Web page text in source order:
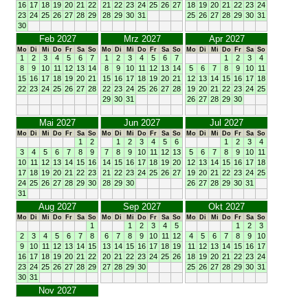
16 17 18 19 20 21
22
23 24 25 26 27 28 29
30
21
22 23 24 25 26 27
28 29 30 31
18 19 20 21 22 23 24
25 26 27 28 29 30 31
Feb 2027
Mo Di Mi Do Fr Sa So
1 2 3 4 5 6
7
8
9 10 11 12 13 14
15 16 17 18 19 20 21
22 23 24 25 26 27 28
Mrz 2027
Mo Di Mi Do Fr Sa So
1 2 3 4 5 6
7
8
9 10 11 12 13 14
15 16 17 18 19 20 21
22 23 24 25 26 27 28
29 30 31
Apr 2027
Mo Di Mi Do Fr Sa So
1 2 3
4
5
6 7 8 9 10 11
12 13 14 15 16 17 18
19 20 21 22 23 24 25
26 27 28 29 30
Mai 2027
Mo Di Mi Do Fr Sa So
1
2
3
4 5 6 7 8
9
10 11 12 13 14 15 16
17 18 19 20 21 22 23
24 25 26 27 28 29 30
31
Jun 2027
Mo Di Mi Do Fr Sa So
1 2 3 4 5
6
7
8 9 10 11 12 13
14 15 16 17 18 19 20
21
22 23 24 25 26 27
28 29 30
Jul 2027
Mo Di Mi Do Fr Sa So
1 2 3
4
5
6 7 8 9 10 11
12 13 14 15 16 17 18
19 20 21 22 23 24 25
26 27 28 29 30 31
Aug 2027
Mo Di Mi Do Fr Sa So
1
2
3 4 5 6 7
8
9
10 11 12 13 14 15
16 17 18 19 20 21
22
23 24 25 26 27 28 29
30 31
Sep 2027
Mo Di Mi Do Fr Sa So
1 2 3 4
5
6
7 8 9 10 11
12
13 14 15 16 17 18 19
20 21 22 23 24 25 26
27 28 29 30
Okt 2027
Mo Di Mi Do Fr Sa So
1 2
3
4
5 6 7 8 9
10
11
12 13 14 15 16 17
18 19 20 21 22 23 24
25 26 27 28 29 30 31
Nov 2027